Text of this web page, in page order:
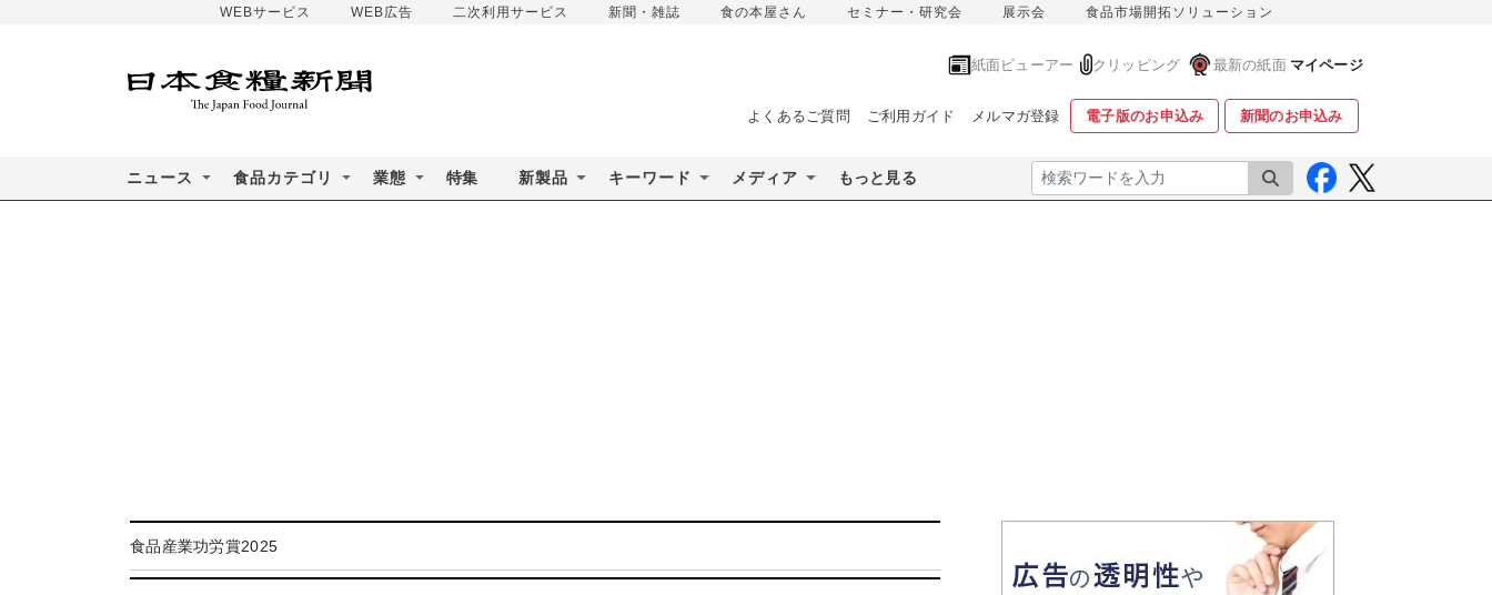
WEBサービス WEB広告 二次利用サービス 新聞・雑誌 食の本屋さん セミナー・研究会 展示会 食品市場開拓ソリューション
紙面ビューアー クリッピング 最新の紙面 マイページ
よくあるご質問 ご利用ガイド メルマガ登録 電子版のお申込み 新聞のお申込み
ニュース 食品カテゴリ 業態 特集 新製品 キーワード メディア もっと見る 検索
食品産業功労賞2025